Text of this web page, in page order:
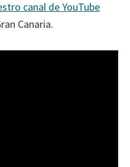
canal de YouTube
Canaria.